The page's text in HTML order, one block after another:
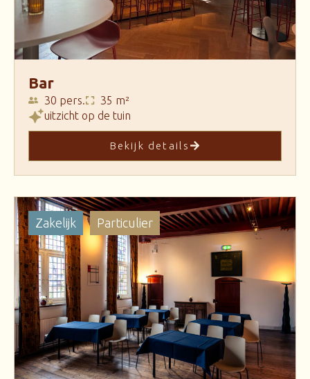
Bar
30 pers.
35 m²
uitzicht op de tuin
Bekijk details
Zakelijk Particulier